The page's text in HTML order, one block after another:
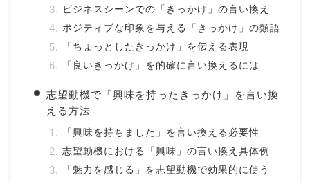
ビジネスシーンでの「きっかけ」の言い換え
ポジティブな印象を与える「きっかけ」の類語
「ちょっとしたきっかけ」を伝える表現
「良いきっかけ」を的確に言い換えるには
志望動機で「興味を持ったきっかけ」を言い換
える方法
「興味を持ちました」を言い換える必要性
志望動機における「興味」の言い換え具体例
「魅力を感じる」を志望動機で効果的に使う